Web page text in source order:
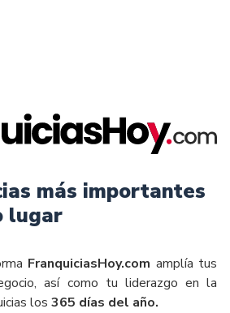
más importantes
lugar
FranquiciasHoy.com amplía tus
así como tu liderazgo en la
los 365 días del año.